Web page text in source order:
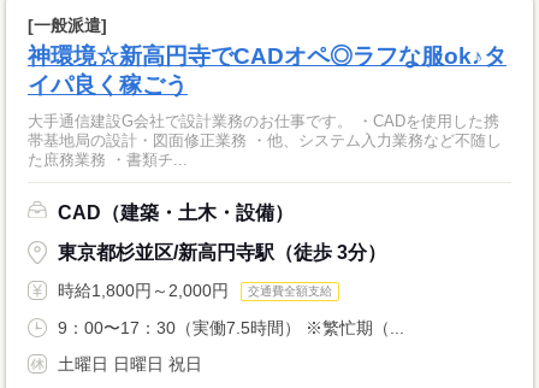
[一般派遣]
神環境☆新高円寺でCADオペ◎ラフな服ok♪タ
イパ良く稼ごう
大手通信建設G会社で設計業務のお仕事です。 ・CADを使用した携
帯基地局の設計・図面修正業務 ・他、システム入力業務など不随し
た庶務業務 ・書類チ...
CAD（建築・土木・設備）
東京都杉並区/新高円寺駅（徒歩 3分）
時給1,800円～2,000円 交通費全額支給
9：00〜17：30（実働7.5時間） ※繁忙期（...
土曜日 日曜日 祝日